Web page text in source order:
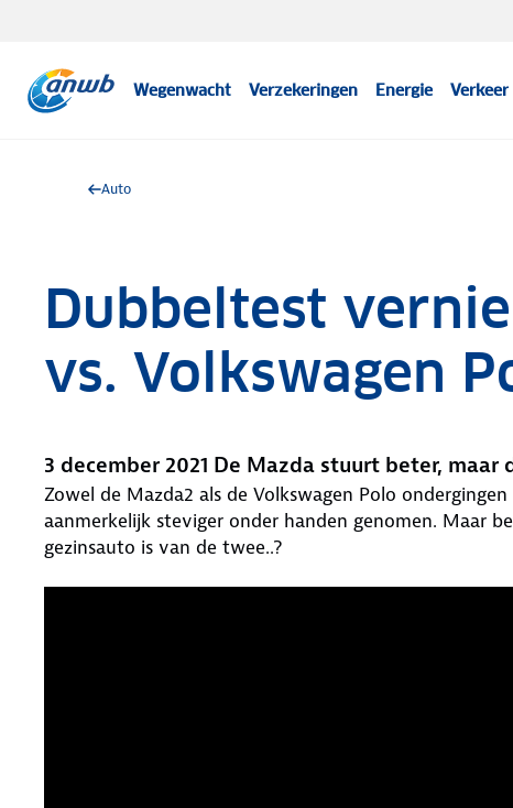
Wegenwacht Verzekeringen Energie Verkeer
Auto
Dubbeltest
vs. Volkswagen
3 december 2021 De Mazda stuurt beter, maar
Zowel de Mazda2 als de Volkswagen Polo
aanmerkelijk steviger onder handen genomen. Maar
gezinsauto is van de twee..?